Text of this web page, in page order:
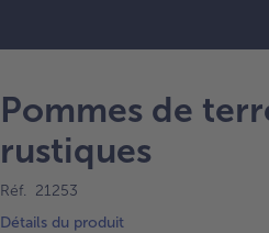
Pommes de
rustiques
Réf. 21253
Détails du produit